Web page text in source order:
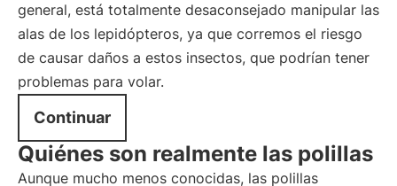
general, está totalmente desaconsejado manipular las
alas de los lepidópteros, ya que corremos el riesgo
de causar daños a estos insectos, que podrían tener
problemas para volar.
Continuar
Quiénes son realmente las polillas
Aunque mucho menos conocidas, las polillas